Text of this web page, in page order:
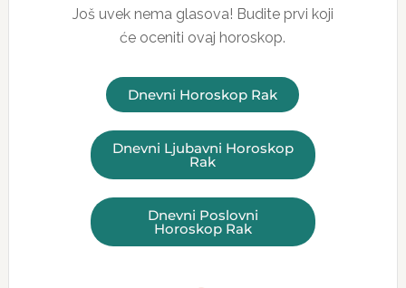
Još uvek nema glasova! Budite prvi koji
će oceniti ovaj horoskop.
Dnevni Horoskop Rak
Dnevni Ljubavni Horoskop
Rak
Dnevni Poslovni
Horoskop Rak